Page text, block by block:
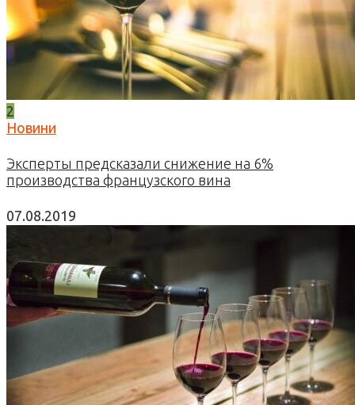
2
Новини
Эксперты предсказали снижение на 6%
производства французского вина
07.08.2019